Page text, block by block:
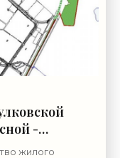
-
жилого